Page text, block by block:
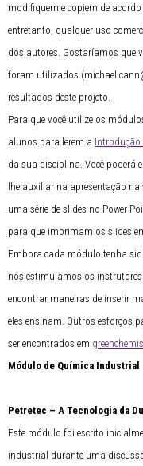
modifiquem e copiem de
entretanto, qualquer uso
dos autores. Gostaríamos que
foram utilizados
resultados deste projeto.
Para que você utilize os
alunos para lerem a Introdução
da sua disciplina. Você poderá
lhe auxiliar na apresentação
uma série de slides no Power
para que imprimam os slides
Embora cada módulo tenha
nós estimulamos os
encontrar maneiras de inserir
eles ensinam. Outros esforços
ser encontrados em
Módulo de Química Industrial
Petretec – A Tecnologia da
Este módulo foi escrito
industrial durante uma